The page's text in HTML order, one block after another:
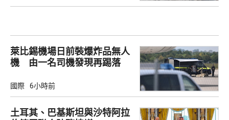
萊比錫機場日前裝爆炸品無人
機 由一名司機發現再踢落
國際 6小時前
土耳其、巴基斯坦與沙特阿拉